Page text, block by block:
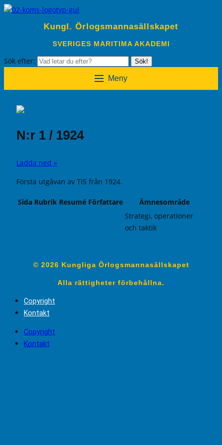
Kungl. Örlogsmannasällskapet
SVERIGES MARITIMA AKADEMI
Sök efter: Sök!
Meny
N:r 1 / 1924
Ladda ned »
Första utgåvan av TiS från 1924.
Sida Rubrik Resumé Författare
Ämnesområde
Strategi, operationer
och taktik
© 2026 Kungliga Örlogsmannasällskapet
Alla rättigheter förbehållna.
Copyright
Kontakt
Copyright
Kontakt